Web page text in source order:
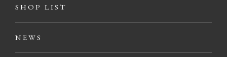
SHOP LIST
NEWS